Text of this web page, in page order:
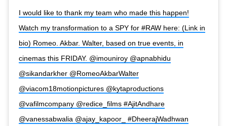
I would like to thank my team who made this happen!
Watch my transformation to a SPY for #RAW here: (Link in
bio) Romeo. Akbar. Walter, based on true events, in
cinemas this FRIDAY. @imouniroy @apnabhidu
@sikandarkher @RomeoAkbarWalter
@viacom18motionpictures @kytaproductions
@vafilmcompany @redice_films #AjitAndhare
@vanessabwalia @ajay_kapoor_ #DheerajWadhwan